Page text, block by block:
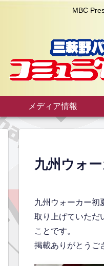
MBC
メディア情報
九州ウォ
九州ウォーカー初
取り上げていただ
ことです。
掲載ありがとうご